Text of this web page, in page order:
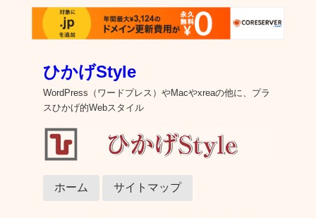
ひかげStyle
WordPress（ワードプレス）やMacやxreaの他に、プラ
スひかげ的Webスタイル
ホーム サイトマップ